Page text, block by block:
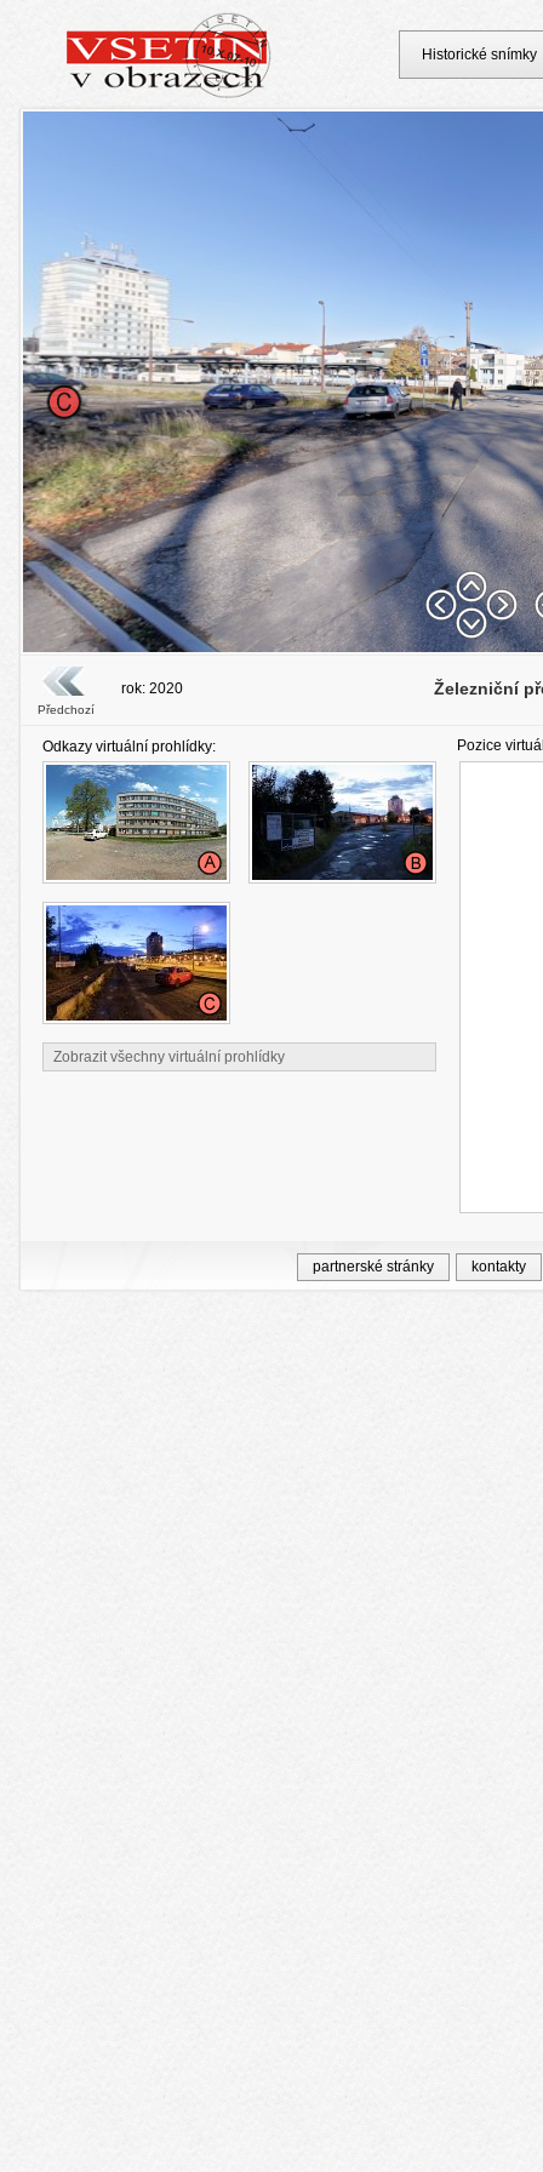
Předchozí
rok: 2020 Železniční
Odkazy virtuální prohlídky: Pozice
Zobrazit všechny virtuální prohlídky
Historické snímky
partnerské stránky kontakty